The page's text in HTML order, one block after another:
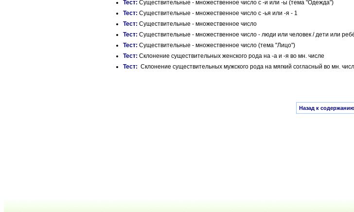
Тест: Существительные - множественное число с -и или -ы (тема "Одежда")
Тест: Существительные - множественное число с -ья или -я - 1
Тест: Существительные - множественное число
Тест: Существительные - множественное число - люди или человек / дети или
Тест: Существительные - множественное число (тема "Лицо")
Тест: Склонение существительных женского рода на -а и -я во мн. числе
Тест: Склонение существительных мужского рода на мягкий согласный во мн.
Назад к содержанию